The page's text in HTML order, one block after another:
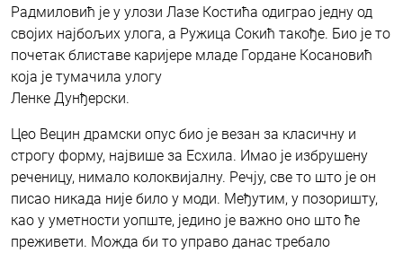
Радмиловић је у улози Лазе Костића одиграо једну од
својих најбољих улога, а Ружица Сокић такође. Био је то
почетак блиставе каријере младе Гордане Косановић
која је тумачила улогу
Ленке Дунђерски.
Цео Вецин драмски опус био је везан за класичну и
строгу форму, највише за Есхила. Имао је избрушену
реченицу, нимало колоквијалну. Речју, све то што је он
писао никада није било у моди. Међутим, у позоришту,
као у уметности уопште, једино је важно оно што ће
преживети. Можда би то управо данас требало